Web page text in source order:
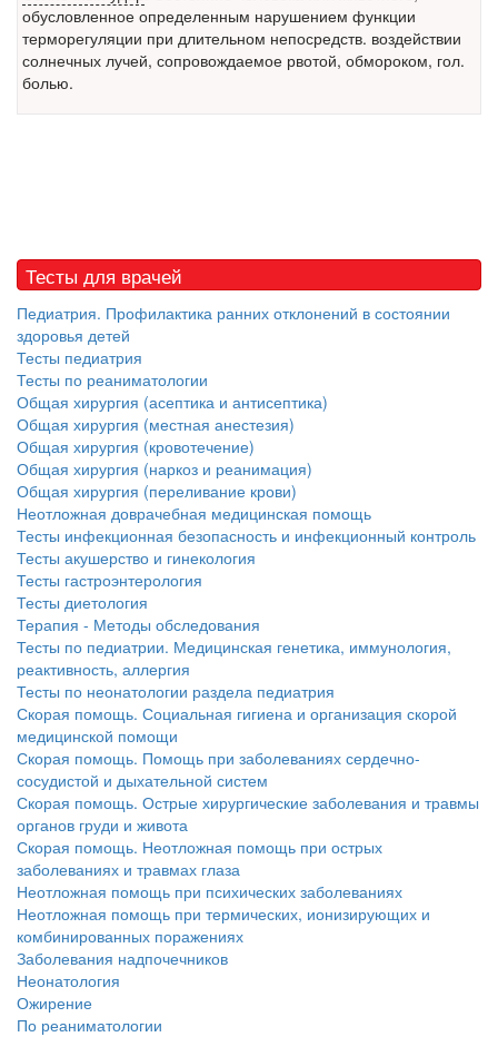
Местная анестезия развивает кардиотоксичность
Федеральная служба по
реанимации внесен в Госдуму
палату на
рассмотрение. Суть его
заключается в
нахождении одного из
родителей в
больничной палате
бесплатно, в течении всего срока лечения...
обусловленное определенным нарушением функции
терморегуляции при длительном непосредств. воздействии
солнечных лучей, сопровождаемое рвотой, обмороком, гол.
болью.
Тесты для врачей
Педиатрия. Профилактика ранних отклонений в состоянии
здоровья детей
Тесты педиатрия
Тесты по реаниматологии
Общая хирургия (асептика и антисептика)
Общая хирургия (местная анестезия)
Общая хирургия (кровотечение)
Общая хирургия (наркоз и реанимация)
Общая хирургия (переливание крови)
Неотложная доврачебная медицинская помощь
Тесты инфекционная безопасность и инфекционный контроль
Тесты акушерство и гинекология
Тесты гастроэнтерология
Тесты диетология
Терапия - Методы обследования
Тесты по педиатрии. Медицинская генетика, иммунология,
реактивность, аллергия
Тесты по неонатологии раздела педиатрия
Скорая помощь. Социальная гигиена и организация скорой
медицинской помощи
Скорая помощь. Помощь при заболеваниях сердечно-
сосудистой и дыхательной систем
Скорая помощь. Острые хирургические заболевания и травмы
органов груди и живота
Скорая помощь. Неотложная помощь при острых
заболеваниях и травмах глаза
Неотложная помощь при психических заболеваниях
Неотложная помощь при термических, ионизирующих и
комбинированных поражениях
Заболевания надпочечников
Неонатология
Ожирение
По реаниматологии